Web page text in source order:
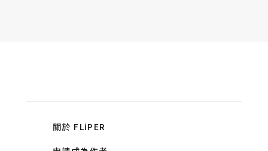
關於 FLiPER